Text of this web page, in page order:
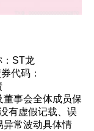
ST龙
码：
大转债
事会全体成员保
有虚假记载、误
常波动具体情